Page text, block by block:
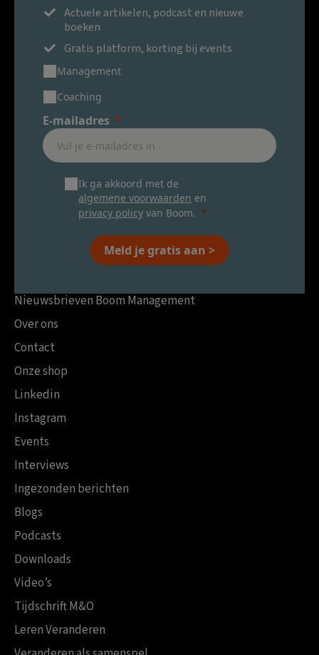
Actuele artikelen, podcast en nieuwe
boeken
Gratis platform, korting bij events
Management
Coaching
E-mailadres
Ik ga akkoord met de
algemene voorwaarden en
privacy policy van Boom.
Meld je gratis aan >
Nieuwsbrieven Boom Management
Over ons
Contact
Onze shop
Linkedin
Instagram
Events
Interviews
Ingezonden berichten
Blogs
Podcasts
Downloads
Video’s
Tijdschrift M&O
Leren Veranderen